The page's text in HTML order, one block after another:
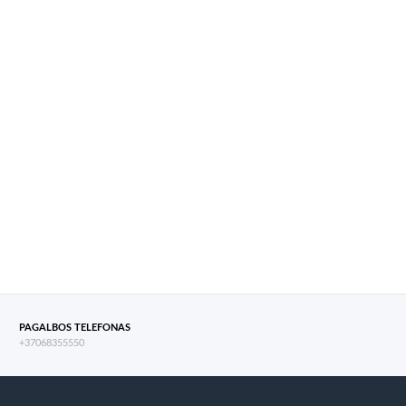
PAGALBOS TELEFONAS
+37068355550